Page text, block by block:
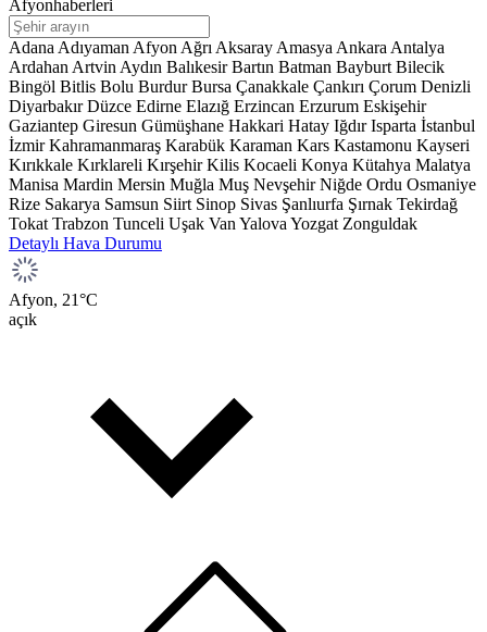
Afyonhaberleri
Adana Adıyaman Afyon Ağrı Aksaray Amasya Ankara Antalya
Ardahan Artvin Aydın Balıkesir Bartın Batman Bayburt Bilecik
Bingöl Bitlis Bolu Burdur Bursa Çanakkale Çankırı Çorum Denizli
Diyarbakır Düzce Edirne Elazığ Erzincan Erzurum Eskişehir
Gaziantep Giresun Gümüşhane Hakkari Hatay Iğdır Isparta İstanbul
İzmir Kahramanmaraş Karabük Karaman Kars Kastamonu Kayseri
Kırıkkale Kırklareli Kırşehir Kilis Kocaeli Konya Kütahya Malatya
Manisa Mardin Mersin Muğla Muş Nevşehir Niğde Ordu Osmaniye
Rize Sakarya Samsun Siirt Sinop Sivas Şanlıurfa Şırnak Tekirdağ
Tokat Trabzon Tunceli Uşak Van Yalova Yozgat Zonguldak
Detaylı Hava Durumu
Afyon, 21°C
açık